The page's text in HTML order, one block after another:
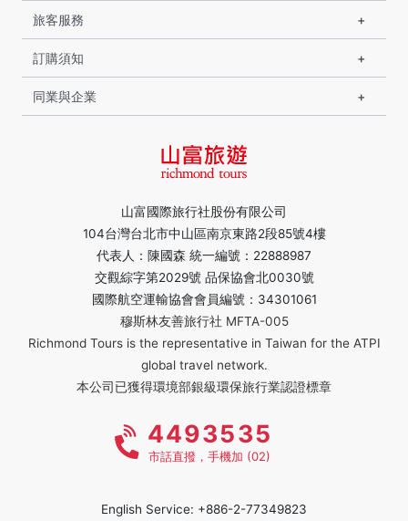
山富國際旅行社股份有限公司
104台灣台北市中山區南京東路2段85號4樓
代表人：陳國森 統一編號：22888987
交觀綜字第2029號 品保協會北0030號
國際航空運輸協會會員編號：34301061
穆斯林友善旅行社 MFTA-005
Richmond Tours is the representative in Taiwan for the ATPI
global travel network.
本公司已獲得環境部銀級環保旅行業認證標章
旅客服務
訂購須知
同業與企業
4493535
市話直撥，手機加 (02)
English Service: +886-2-77349823